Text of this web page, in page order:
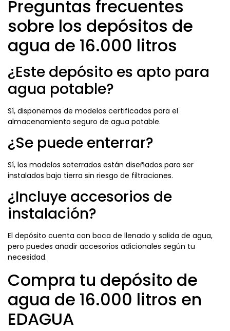
Preguntas frecuentes
sobre los depósitos de
agua de 16.000 litros
¿Este depósito es apto para
agua potable?
Sí, disponemos de modelos certificados para el
almacenamiento seguro de agua potable.
¿Se puede enterrar?
Sí, los modelos soterrados están diseñados para ser
instalados bajo tierra sin riesgo de filtraciones.
¿Incluye accesorios de
instalación?
El depósito cuenta con boca de llenado y salida de agua,
pero puedes añadir accesorios adicionales según tu
necesidad.
Compra tu depósito de
agua de 16.000 litros en
EDAGUA